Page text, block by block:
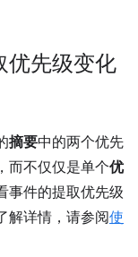
优先级变化
摘要中的两个优先
而不仅仅是单个优
事件的提取优先级
解详情，请参阅使